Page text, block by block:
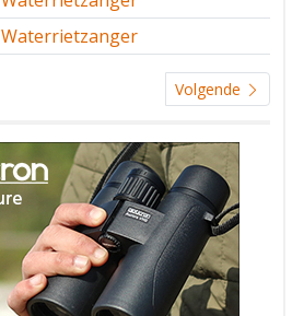
Waterrietzanger
Volgende